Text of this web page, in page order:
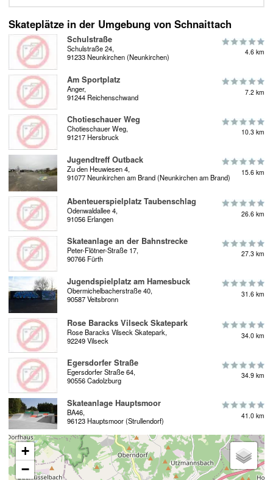
Skateplätze in der Umgebung von Schnaittach
Schulstraße
Schulstraße 24,
91233 Neunkirchen (Neunkirchen)
4.6 km
Am Sportplatz
Anger,
91244 Reichenschwand
7.2 km
Chotieschauer Weg
Chotieschauer Weg,
91217 Hersbruck
10.3 km
Jugendtreff Outback
Zu den Heuwiesen 4,
91077 Neunkirchen am Brand (Neunkirchen am Brand)
15.6 km
Abenteuerspielplatz Taubenschlag
Odenwaldallee 4,
91056 Erlangen
26.6 km
Skateanlage an der Bahnstrecke
Peter-Flötner-Straße 17,
90766 Fürth
27.3 km
Jugendspielplatz am Hamesbuck
Obermichelbacherstraße 40,
90587 Veitsbronn
31.6 km
Rose Baracks Vilseck Skatepark
Rose Baracks Vilseck Skatepark,
92249 Vilseck
34.0 km
Egersdorfer Straße
Egersdorfer Straße 64,
90556 Cadolzburg
34.9 km
Skateanlage Hauptsmoor
BA46,
96123 Hauptsmoor (Strullendorf)
41.0 km
+
−